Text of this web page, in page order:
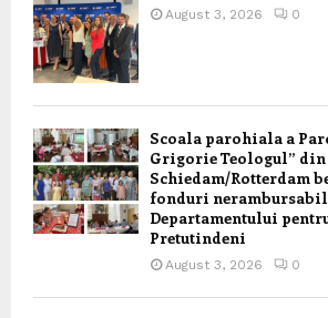
August 3, 2026 0
Scoala parohiala a
Grigorie Teologul” din
Schiedam/Rotterdam
fonduri
Departamentului
Pretutindeni
August 3, 2026 0